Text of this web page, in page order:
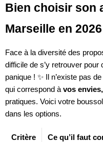
Bien choisir son
Marseille en 2026
Face à la diversité des
difficile de s’y retrouver pour
panique ! ✨ Il n’existe pas
qui correspond à vos
pratiques. Voici votre
dans les options.
Critère
Ce qu’il faut